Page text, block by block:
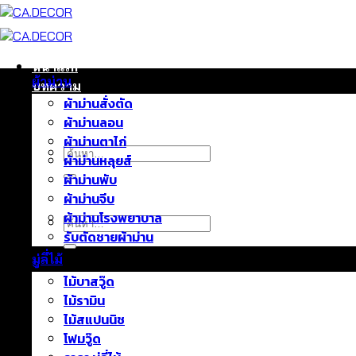
ข้าม
ยัง
หน้าแรก
บทความ
ติดต่อเรา
เกี่ยวกับเรา
ค้นหา:
ค้นหา:
ผ้าม่าน
ผ้าม่านสั่งตัด
ผ้าม่านลอน
ผ้าม่านตาไก่
ผ้าม่านหลุยส์
ผ้าม่านพับ
ผ้าม่านจีบ
ผ้าม่านโรงพยาบาล
รับตัดชายผ้าม่าน
มู่ลี่ไม้
ไม้บาสวู๊ด
ไม้รามิน
ไม้สแปนนิช
โฟมวู๊ด